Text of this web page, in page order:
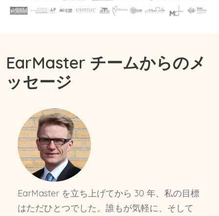
EarMaster チームからのメ
ッセージ
EarMaster を立ち上げてから 30 年、私の目標
はただひとつでした。誰もが気軽に、そして